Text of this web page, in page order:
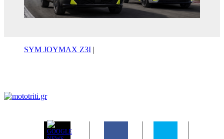
SYM JOYMAX Z3I |